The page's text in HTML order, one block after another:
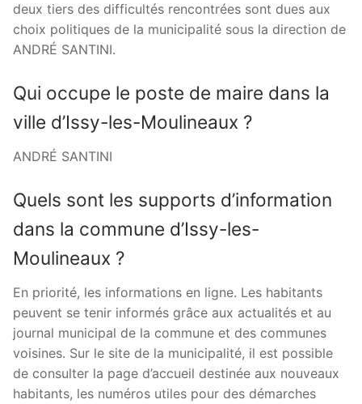
deux tiers des difficultés rencontrées sont dues aux
choix politiques de la municipalité sous la direction de
ANDRÉ SANTINI.
Qui occupe le poste de maire dans la
ville d’Issy-les-Moulineaux ?
ANDRÉ SANTINI
Quels sont les supports d’information
dans la commune d’Issy-les-
Moulineaux ?
En priorité, les informations en ligne. Les habitants
peuvent se tenir informés grâce aux actualités et au
journal municipal de la commune et des communes
voisines. Sur le site de la municipalité, il est possible
de consulter la page d’accueil destinée aux nouveaux
habitants, les numéros utiles pour des démarches